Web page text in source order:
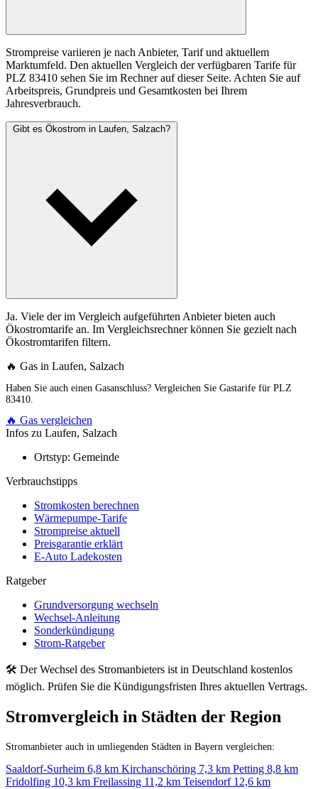
Strompreise variieren je nach Anbieter, Tarif und aktuellem
Marktumfeld. Den aktuellen Vergleich der verfügbaren Tarife für
PLZ 83410 sehen Sie im Rechner auf dieser Seite. Achten Sie auf
Arbeitspreis, Grundpreis und Gesamtkosten bei Ihrem
Jahresverbrauch.
Gibt es Ökostrom in Laufen, Salzach?
Ja. Viele der im Vergleich aufgeführten Anbieter bieten auch
Ökostromtarife an. Im Vergleichsrechner können Sie gezielt nach
Ökostromtarifen filtern.
🔥 Gas in Laufen, Salzach
Haben Sie auch einen Gasanschluss? Vergleichen Sie Gastarife für PLZ
83410.
🔥 Gas vergleichen
Infos zu Laufen, Salzach
Ortstyp: Gemeinde
Verbrauchstipps
Stromkosten berechnen
Wärmepumpe-Tarife
Strompreise aktuell
Preisgarantie erklärt
E-Auto Ladekosten
Ratgeber
Grundversorgung wechseln
Wechsel-Anleitung
Sonderkündigung
Strom-Ratgeber
🛠 Der Wechsel des Stromanbieters ist in Deutschland kostenlos
möglich. Prüfen Sie die Kündigungsfristen Ihres aktuellen Vertrags.
Stromvergleich in Städten der Region
Stromanbieter auch in umliegenden Städten in Bayern vergleichen:
Saaldorf-Surheim 6,8 km Kirchanschöring 7,3 km Petting 8,8 km
Fridolfing 10,3 km Freilassing 11,2 km Teisendorf 12,6 km